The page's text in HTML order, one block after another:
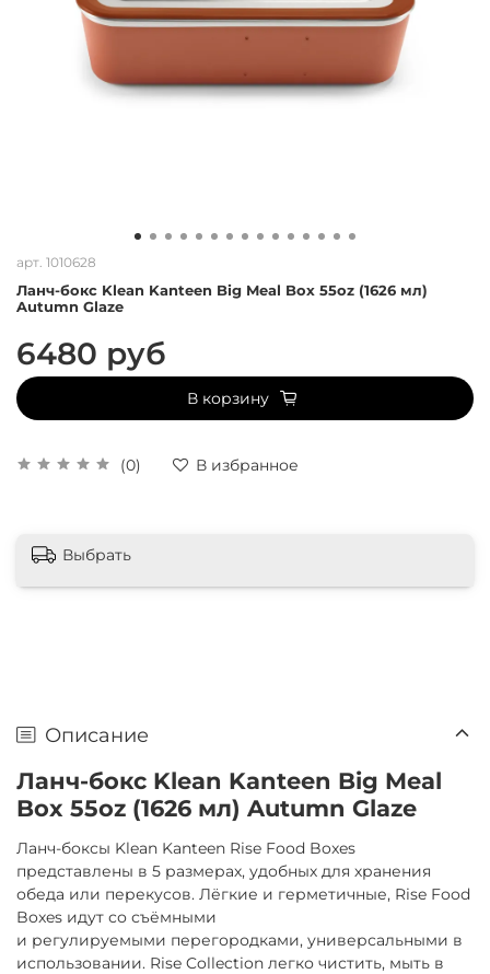
арт. 1010628
Ланч-бокс Klean Kanteen Big Meal Box 55oz (1626 мл)
Autumn Glaze
(0) В избранное
6480 руб
В корзину
Выбрать
Описание
Ланч-бокс Klean Kanteen Big Meal
Box 55oz (1626 мл) Autumn Glaze
Ланч-боксы Klean Kanteen Rise Food Boxes
представлены в 5 размерах, удобных для хранения
обеда или перекусов. Лёгкие и герметичные, Rise Food
Boxes идут со съёмными
и регулируемыми перегородками, универсальными в
использовании. Rise Collection легко чистить, мыть в